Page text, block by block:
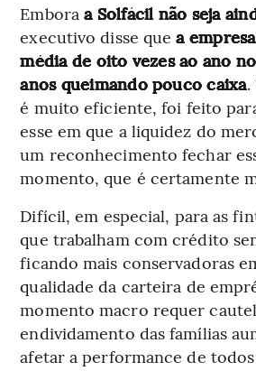
Emboraa Solfácil não seja
executivo disse quea
média de oito vezes ao ano
anos queimando pouco caixa.
é muito eficiente, foi feito
esse em que a liquidez do
um reconhecimento fechar
momento, que é certamente
Difícil, em especial, para as
que trabalham com crédito
ficando mais conservadoras
qualidade da carteira de
momento macro requer
endividamento das famílias
afetar a performance de